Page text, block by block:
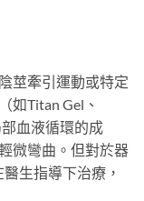
莖牽引運動或特定
如Titan Gel、
血液循環的成
微彎曲。但對於器
生指導下治療，